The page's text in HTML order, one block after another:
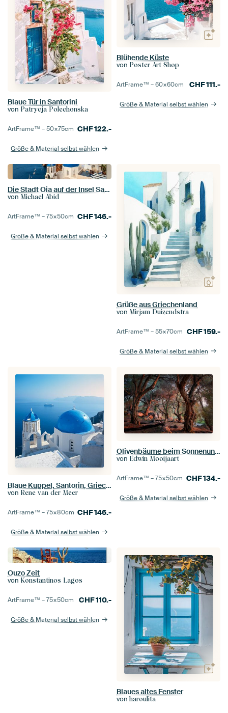
Blaue Tür in Santorini
von Patrycja Polechonska
ArtFrame™ –50×75cm CHF122.-
Größe & Material selbst wählen
Blühende Küste
von Poster Art Shop
ArtFrame™ –60×60cm CHF111.-
Größe & Material selbst wählen
Die Stadt Oia auf der Insel Santorin in Griechenland
von Michael Abid
ArtFrame™ –75×50cm CHF146.-
Größe & Material selbst wählen
Grüße aus Griechenland
von Mirjam Duizendstra
ArtFrame™ –55×70cm CHF159.-
Größe & Material selbst wählen
Blaue Kuppel, Santorin, Griechenland
von Rene van der Meer
ArtFrame™ –75×80cm CHF146.-
Größe & Material selbst wählen
Olivenbäume beim Sonnenuntergang
von Edwin Mooijaart
ArtFrame™ –75×50cm CHF134.-
Größe & Material selbst wählen
Ouzo Zeit
von Konstantinos Lagos
ArtFrame™ –75×50cm CHF110.-
Größe & Material selbst wählen
Blaues altes Fenster
von haroulita